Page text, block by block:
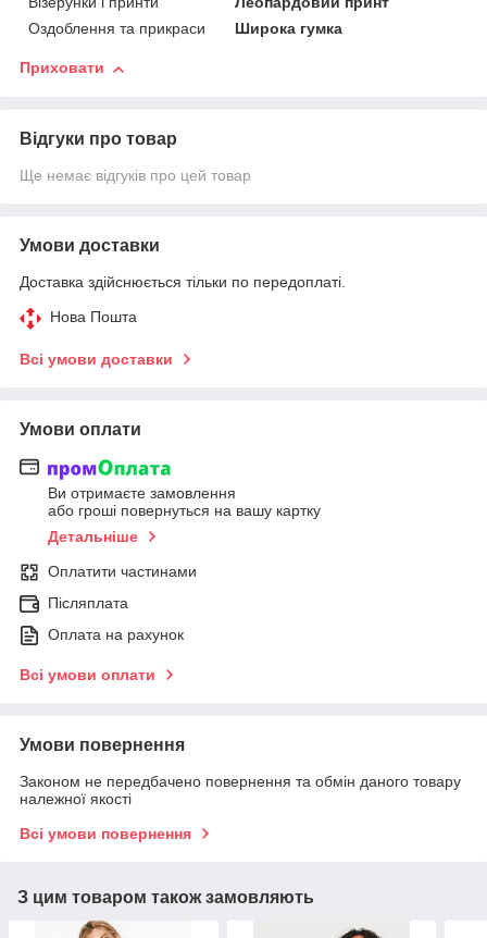
Оздоблення та прикраси
Широка гумка
Приховати
Відгуки про товар
Ще немає відгуків про цей товар
Умови доставки
Доставка здійснюється тільки по передоплаті.
Нова Пошта
Всі умови доставки
Умови оплати
Ви отримаєте замовлення
або гроші повернуться на вашу картку
Детальніше
Оплатити частинами
Післяплата
Оплата на рахунок
Всі умови оплати
Умови повернення
Законом не передбачено повернення та обмін даного товару
належної якості
Всі умови повернення
З цим товаром також замовляють